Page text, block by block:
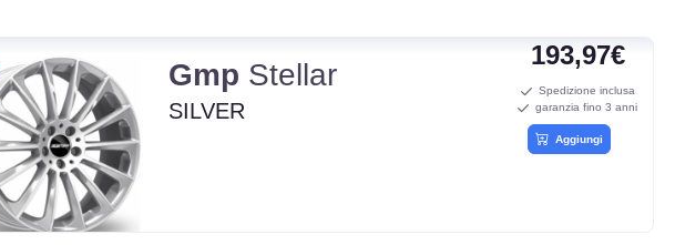
Gmp Stellar
SILVER
193,97€
Spedizione inclusa
garanzia fino 3 anni
Aggiungi